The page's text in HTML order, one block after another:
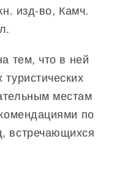
изд-во, Камч.
тем, что в ней
местам
по
встречающихся